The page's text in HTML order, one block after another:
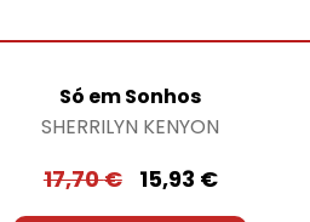
Só em Sonhos
SHERRILYN KENYON
17,70€ 15,93 €